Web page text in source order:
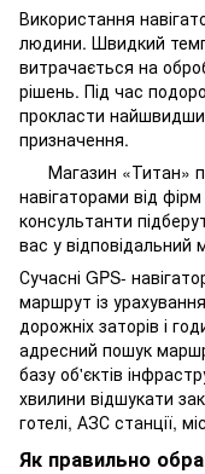
Використання
людини. Швидкий
витрачається на
рішень. Під час
прокласти
призначення.
Магазин «Титан»
навігаторами від
консультанти
вас у відповідальний
Сучасні GPS-
маршрут із
дорожніх заторів і
адресний пошук
базу об'єктів
хвилини відшукати
готелі, АЗС станції,
Як правильно